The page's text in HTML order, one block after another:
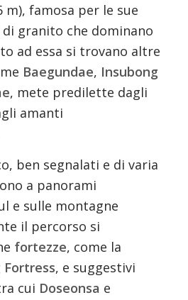
m), famosa per le sue
granito che dominano
ad essa si trovano altre
Baegundae, Insubong
, mete predilette dagli
amanti
ben segnalati e di varia
a panorami
e sulle montagne
il percorso si
fortezze, come la
Fortress, e suggestivi
cui Doseonsa e